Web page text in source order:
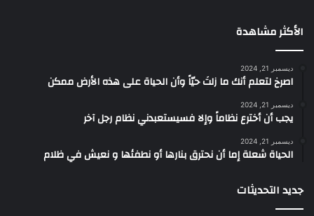
الأكثر مشاهدة
ديسمبر 21, 2024
‫اصرخ لتعلم أنك ما زلتَ حيّاً وأن الحياة على هذه الأرض ممكن
ديسمبر 21, 2024
يجب أن أخترع نظاماً وإلا فسيستعبدني نظام رجل آخر
ديسمبر 21, 2024
الحياة شعلة إما أن نحترق بنارها أو نطفئها و نعيش في ظلام
جديد التحديثات